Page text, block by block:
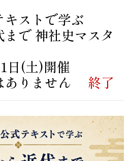
ストで学ぶ
まで 神社史マスタ
日(土)開催
ありません 終了